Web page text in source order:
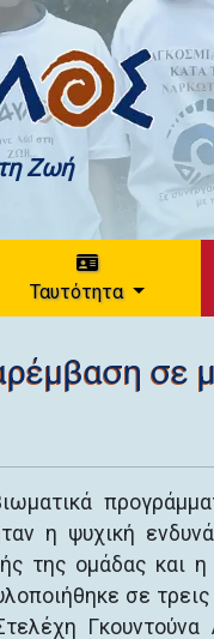
Ζωή
Ταυτότητα
σε
η ψυχική
της ομάδας και
σε τρεις